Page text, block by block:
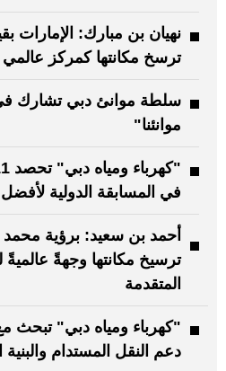
نهيان بن مبارك: الإمارات
ترسخ مكانتها كمركز عالمي
سلطة موانئ دبي تشارك
موانئنا"
في المسابقة الدولية
أحمد بن سعيد: برؤية
ترسيخ مكانتها وجهةً
المتقدمة
"كهرباء ومياه دبي" تبحث
دعم النقل المستدام والبنية